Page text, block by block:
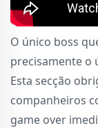
O único boss
precisamente o
Esta secção
companheiros
game over